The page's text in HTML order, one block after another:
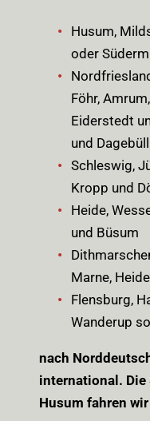
Husum,
oder
Föhr,
Eiderstedt
und Dagebüll
Schleswig,
Kropp und
Heide,
und Büsum
Marne,
Flensburg,
Wanderup
nach
international. Die
Husum fahren